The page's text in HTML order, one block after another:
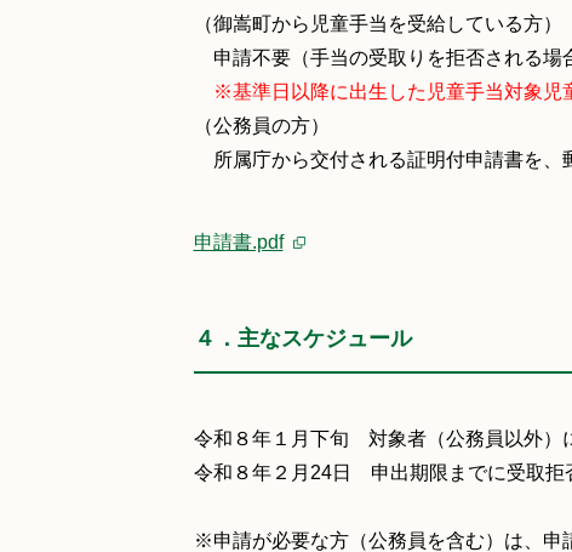
（御嵩町から児童手当を受給している方）
申請不要（手当の受取りを拒否される場
※基準日以降に出生した児童手当対象児
（公務員の方）
所属庁から交付される証明付申請書を、
申請書.pdf
４．主なスケジュール
令和８年１月下旬 対象者（公務員以外）
令和８年２月24日 申出期限までに受取拒
※申請が必要な方（公務員を含む）は、申